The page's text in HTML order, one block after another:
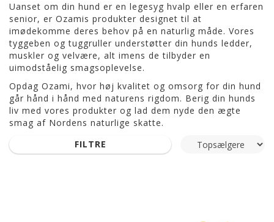
Uanset om din hund er en legesyg hvalp eller en erfaren
senior, er Ozamis produkter designet til at
imødekomme deres behov på en naturlig måde. Vores
tyggeben og tuggruller understøtter din hunds ledder,
muskler og velvære, alt imens de tilbyder en
uimodståelig smagsoplevelse.
Opdag Ozami, hvor høj kvalitet og omsorg for din hund
går hånd i hånd med naturens rigdom. Berig din hunds
liv med vores produkter og lad dem nyde den ægte
smag af Nordens naturlige skatte.
FILTRE